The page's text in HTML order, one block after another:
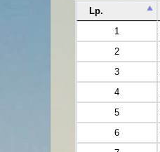
Lp.
1
2
3
4
5
6